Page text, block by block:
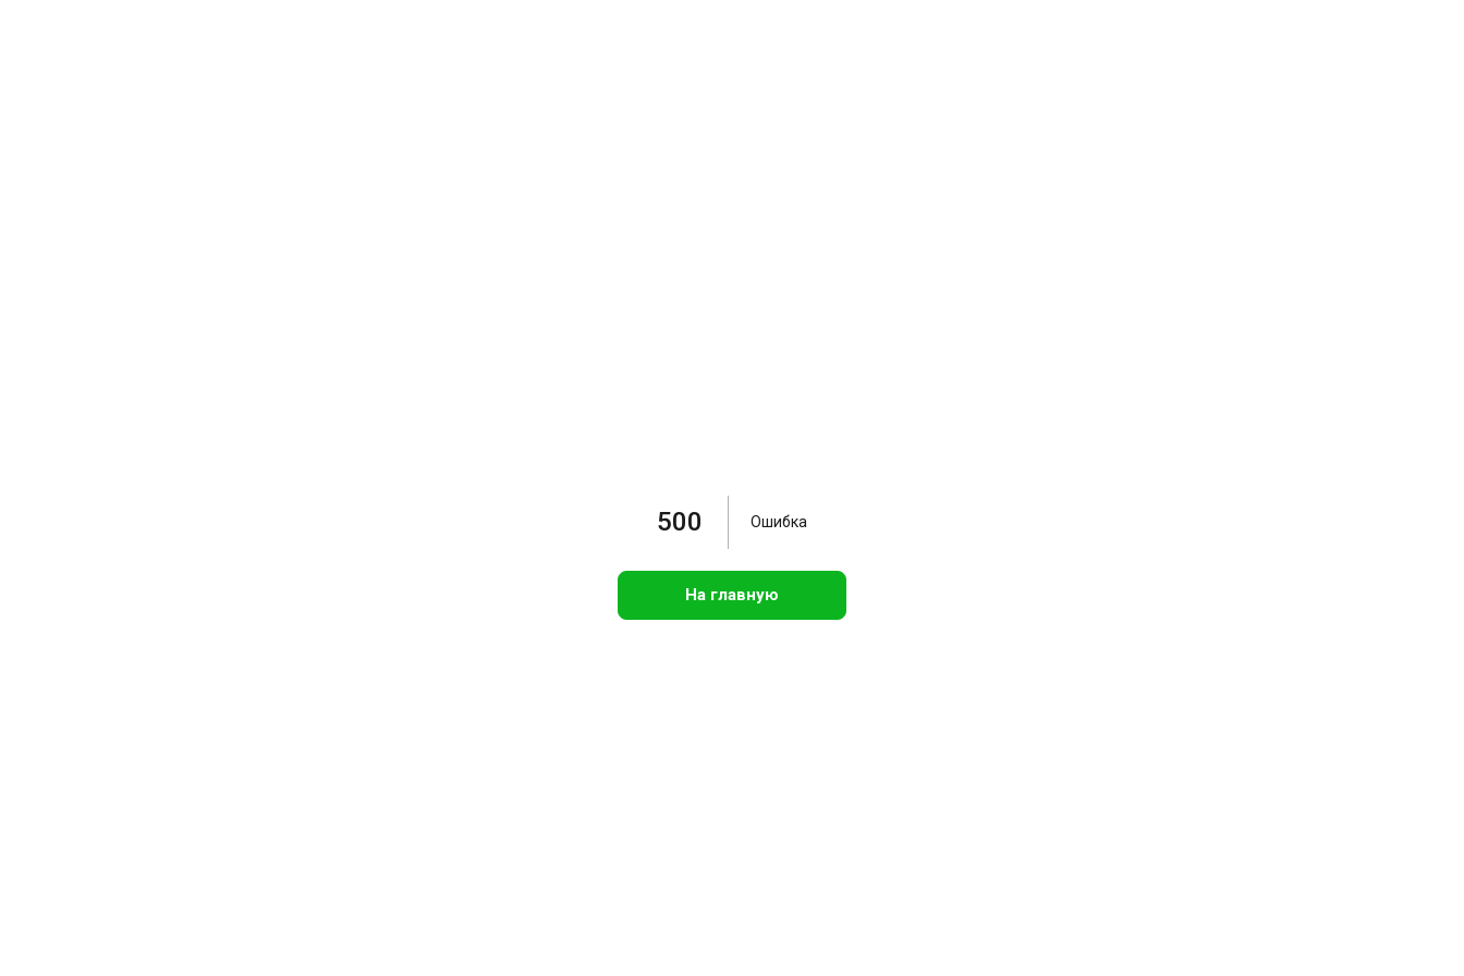
500 Ошибка
На главную